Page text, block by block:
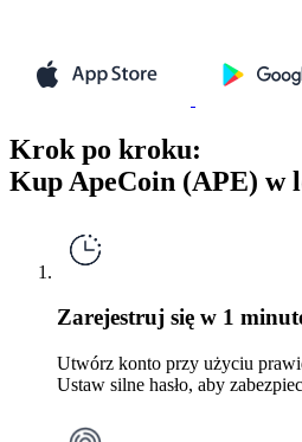
Krok po kroku:
Kup ApeCoin (APE) w
Zarejestruj się w 1
Utwórz konto przy użyciu
Ustaw silne hasło, aby